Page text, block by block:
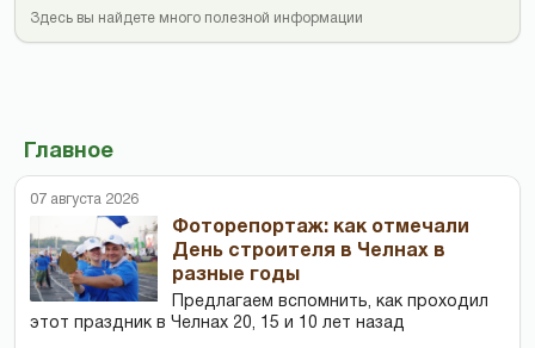
Здесь вы найдете много полезной информации
Главное
07 августа 2026
Фоторепортаж: как отмечали
День строителя в Челнах в
разные годы
Предлагаем вспомнить, как проходил
этот праздник в Челнах 20, 15 и 10 лет назад